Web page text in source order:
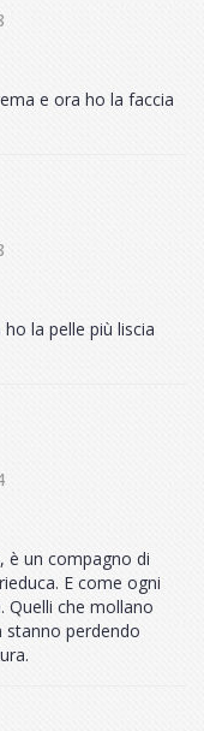
e ora ho la faccia
la pelle più liscia
è un compagno di
E come ogni
Quelli che mollano
perdendo